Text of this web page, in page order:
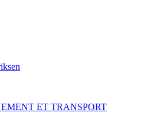
ET TRANSPORT